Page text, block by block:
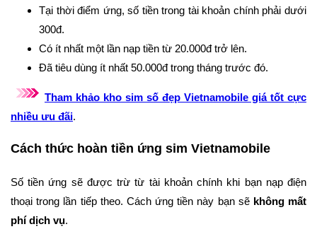
Tại thời điểm ứng, số tiền trong tài khoản chính phải dưới
300đ.
Có ít nhất một lần nạp tiền từ 20.000đ trở lên.
Đã tiêu dùng ít nhất 50.000đ trong tháng trước đó.
Tham khảo kho sim số đẹp Vietnamobile giá tốt cực
nhiều ưu đãi.
Cách thức hoàn tiền ứng sim Vietnamobile
Số tiền ứng sẽ được trừ từ tài khoản chính khi bạn nạp điện
thoại trong lần tiếp theo. Cách ứng tiền này bạn sẽ không mất
phí dịch vụ.